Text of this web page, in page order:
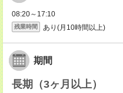
08:20～17:10
残業時間 あり(月10時間以上)
期間
長期（3ヶ月以上）